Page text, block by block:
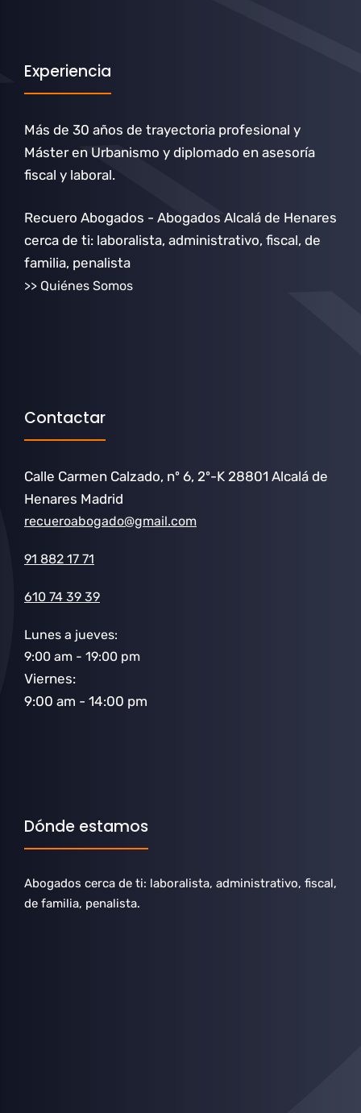
Experiencia
Más de 30 años de trayectoria profesional y
Máster en Urbanismo y diplomado en asesoría
fiscal y laboral.
Recuero Abogados - Abogados Alcalá de Henares
cerca de ti: laboralista, administrativo, fiscal, de
familia, penalista
>> Quiénes Somos
Contactar
Calle Carmen Calzado, nº 6, 2º-K 28801 Alcalá de
Henares Madrid
recueroabogado@gmail.com
91 882 17 71
610 74 39 39
Lunes a jueves:
9:00 am - 19:00 pm
Viernes:
9:00 am - 14:00 pm
Dónde estamos
Abogados cerca de ti: laboralista, administrativo, fiscal,
de familia, penalista.